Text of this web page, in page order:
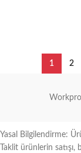
1 2
Workpro
Yasal Bilgilendirme:
Taklit ürünlerin